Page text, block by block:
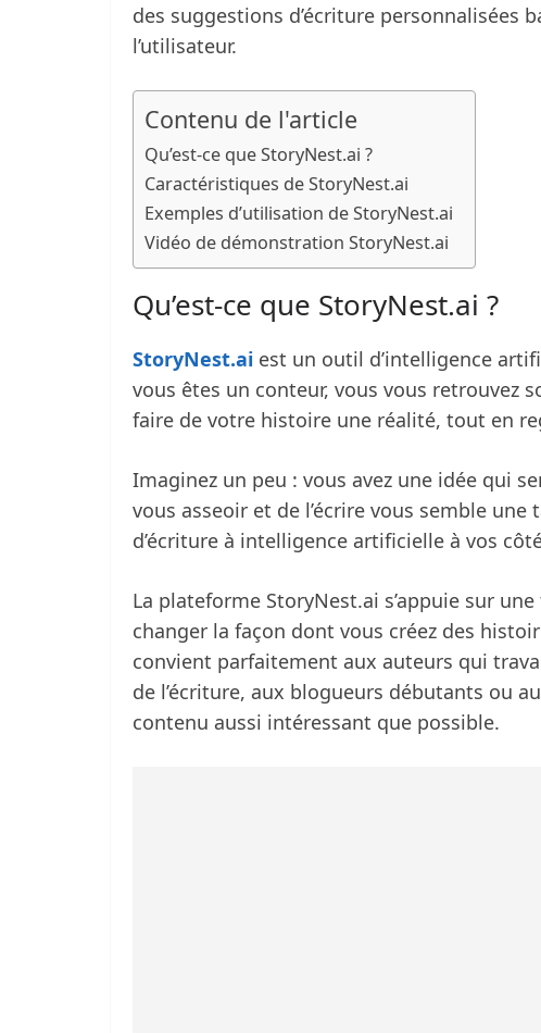
des suggestions d’écriture personnalisées
l’utilisateur.
Contenu de l'article
Qu’est-ce que StoryNest.ai ?
Caractéristiques de StoryNest.ai
Exemples d’utilisation de StoryNest.ai
Vidéo de démonstration StoryNest.ai
Qu’est-ce que StoryNest.ai ?
StoryNest.ai est un outil d’intelligence
vous êtes un conteur, vous vous retrouvez
faire de votre histoire une réalité, tout en
Imaginez un peu : vous avez une idée qui
vous asseoir et de l’écrire vous semble
d’écriture à intelligence artificielle à vos
La plateforme StoryNest.ai s’appuie sur
changer la façon dont vous créez des
convient parfaitement aux auteurs qui
de l’écriture, aux blogueurs débutants ou
contenu aussi intéressant que possible.